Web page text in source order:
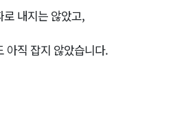
내지는 않았고,
아직 잡지 않았습니다.